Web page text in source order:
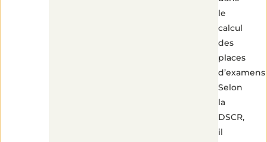
le
calcul
des
places
d’examens
Selon
la
DSCR,
il